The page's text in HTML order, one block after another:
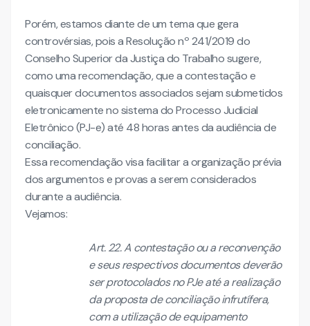
Porém, estamos diante de um tema que gera
controvérsias, pois a Resolução nº 241/2019 do
Conselho Superior da Justiça do Trabalho sugere,
como uma recomendação, que a contestação e
quaisquer documentos associados sejam submetidos
eletronicamente no sistema do Processo Judicial
Eletrônico (PJ-e) até 48 horas antes da audiência de
conciliação.
Essa recomendação visa facilitar a organização prévia
dos argumentos e provas a serem considerados
durante a audiência.
Vejamos:
Art. 22. A contestação ou a reconvenção
e seus respectivos documentos deverão
ser protocolados no PJe até a realização
da proposta de conciliação infrutífera,
com a utilização de equipamento